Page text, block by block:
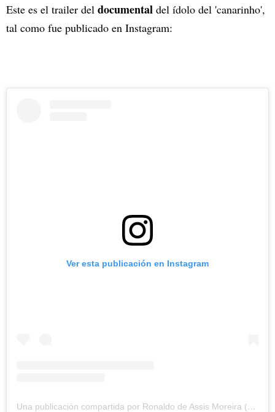
Este es el trailer del documental del ídolo del 'canarinho',
tal como fue publicado en Instagram:
Ver esta publicación en Instagram
Una publicación compartida por Ronaldo de Assis Moreira (@ronaldinho)